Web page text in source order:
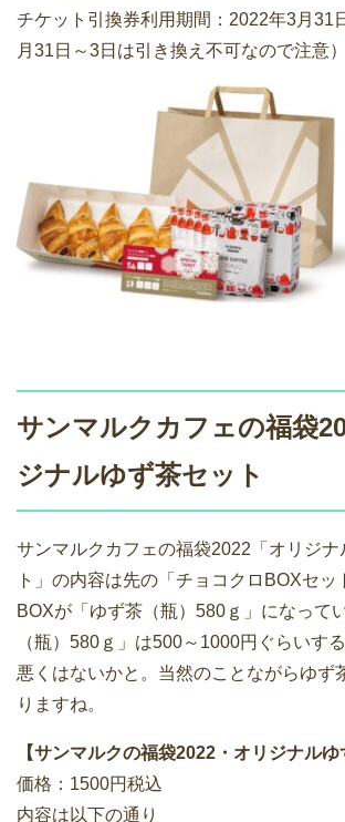
チケット引換券利用期間：2022年3月31
月31日～3日は引き換え不可なので注意）
サンマルクカフェの福袋
ジナルゆず茶セット
サンマルクカフェの福袋2022「オリジナ
ト」の内容は先の「チョコクロBOXセッ
BOXが「ゆず茶（瓶）580ｇ」になって
（瓶）580ｇ」は500～1000円ぐらいす
悪くはないかと。当然のことながらゆず
りますね。
【サンマルクの福袋2022・オリジナルゆ
価格：1500円税込
内容は以下の通り